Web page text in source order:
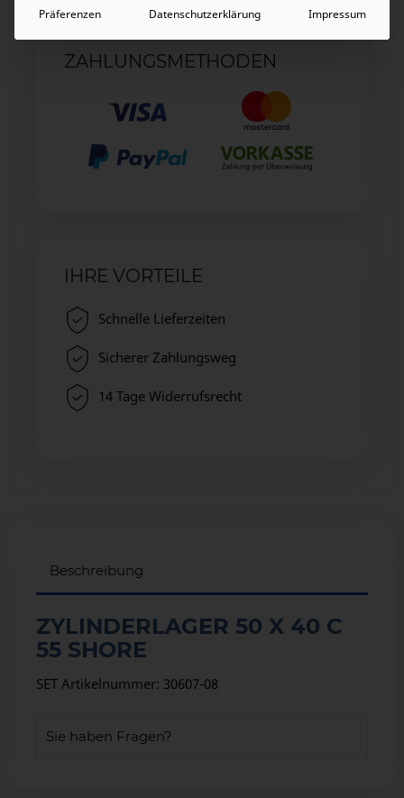
ZAHLUNGSMETHODEN
IHRE VORTEILE
Schnelle Lieferzeiten
Sicherer Zahlungsweg
14 Tage Widerrufsrecht
Beschreibung
ZYLINDERLAGER 50 X 40 C
55 SHORE
SET Artikelnummer: 30607-08
Sie haben Fragen?
Präferenzen Datenschutzerklärung Impressum